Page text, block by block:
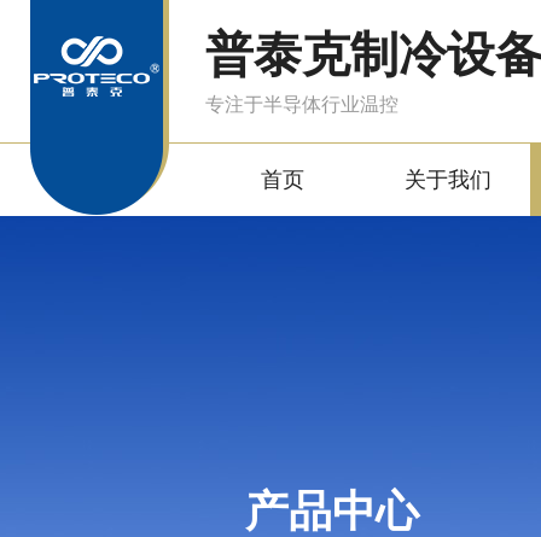
普泰克制冷设
专注于半导体行业温控
首页 关于我们
产品中心